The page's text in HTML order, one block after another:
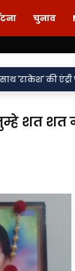
चुनाव
सवाल• वर्दी
तुम्हे शत